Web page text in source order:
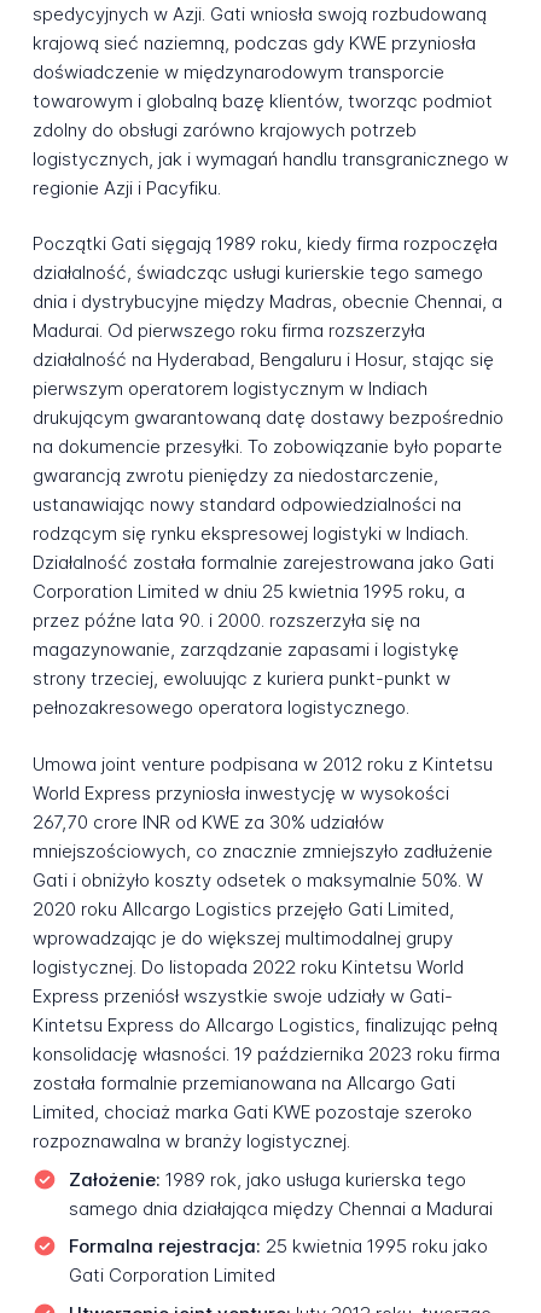
spedycyjnych w Azji. Gati wniosła swoją rozbudowaną
krajową sieć naziemną, podczas gdy KWE przyniosła
doświadczenie w międzynarodowym transporcie
towarowym i globalną bazę klientów, tworząc podmiot
zdolny do obsługi zarówno krajowych potrzeb
logistycznych, jak i wymagań handlu transgranicznego w
regionie Azji i Pacyfiku.
Początki Gati sięgają 1989 roku, kiedy firma rozpoczęła
działalność, świadcząc usługi kurierskie tego samego
dnia i dystrybucyjne między Madras, obecnie Chennai, a
Madurai. Od pierwszego roku firma rozszerzyła
działalność na Hyderabad, Bengaluru i Hosur, stając się
pierwszym operatorem logistycznym w Indiach
drukującym gwarantowaną datę dostawy bezpośrednio
na dokumencie przesyłki. To zobowiązanie było poparte
gwarancją zwrotu pieniędzy za niedostarczenie,
ustanawiając nowy standard odpowiedzialności na
rodzącym się rynku ekspresowej logistyki w Indiach.
Działalność została formalnie zarejestrowana jako Gati
Corporation Limited w dniu 25 kwietnia 1995 roku, a
przez późne lata 90. i 2000. rozszerzyła się na
magazynowanie, zarządzanie zapasami i logistykę
strony trzeciej, ewoluując z kuriera punkt-punkt w
pełnozakresowego operatora logistycznego.
Umowa joint venture podpisana w 2012 roku z Kintetsu
World Express przyniosła inwestycję w wysokości
267,70 crore INR od KWE za 30% udziałów
mniejszościowych, co znacznie zmniejszyło zadłużenie
Gati i obniżyło koszty odsetek o maksymalnie 50%. W
2020 roku Allcargo Logistics przejęło Gati Limited,
wprowadzając je do większej multimodalnej grupy
logistycznej. Do listopada 2022 roku Kintetsu World
Express przeniósł wszystkie swoje udziały w Gati-
Kintetsu Express do Allcargo Logistics, finalizując pełną
konsolidację własności. 19 października 2023 roku firma
została formalnie przemianowana na Allcargo Gati
Limited, chociaż marka Gati KWE pozostaje szeroko
rozpoznawalna w branży logistycznej.
Założenie: 1989 rok, jako usługa kurierska tego
samego dnia działająca między Chennai a Madurai
Formalna rejestracja: 25 kwietnia 1995 roku jako
Gati Corporation Limited